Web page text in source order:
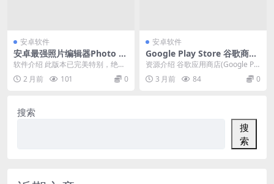
安卓软件
安卓最强照片编辑器Photo E
ditorv13.3.1P图神器
软件介绍 此版本已完美特别，绝对
超级强大的编辑器，强烈推荐必
备。Photo Ed...
2 月前 101 0
安卓软件
Google Play Store 谷歌商店
v49.2.25-23
资源介绍 谷歌应用商店(Google Pla
y Store)是谷歌官方的应用市场...
3 月前 84 0
搜索
搜
索